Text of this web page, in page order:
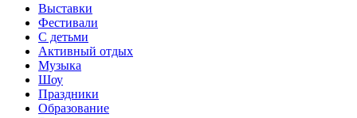
Выставки
Фестивали
С детьми
Активный отдых
Музыка
Шоу
Праздники
Образование